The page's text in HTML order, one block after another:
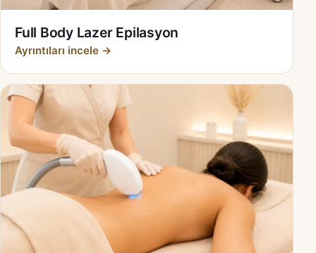
Full Body Lazer Epilasyon
Ayrıntıları incele →